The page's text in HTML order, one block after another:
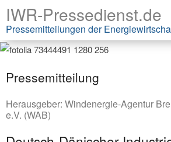
IWR-Pressedienst.de
Pressemitteilungen der
Pressemitteilung
Herausgeber: Windenergie-Agentur
e.V. (WAB)